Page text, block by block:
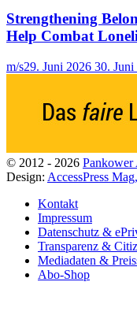
Strengthening
Help Combat
m/s29. Juni 2026 30. Juni
© 2012 - 2026 Pankower
Design: AccessPress
Kontakt
Impressum
Datenschutz &
Transparenz &
Mediadaten &
Abo-Shop